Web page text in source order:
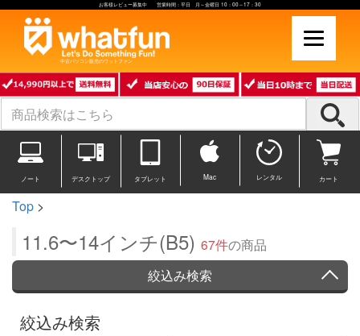
お客様レビュー募集中 営業時間：平日 月～金曜日 10：00～17：30
中古パソコン販売のワットファン
ノート デスクトップ タブレット Mac レンタル カート
Top >
11.6〜14インチ(B5) 67件の商品
絞込み検索
絞込み検索